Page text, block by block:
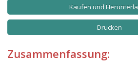
Kaufen und
Drucken
Zusammenfassung: